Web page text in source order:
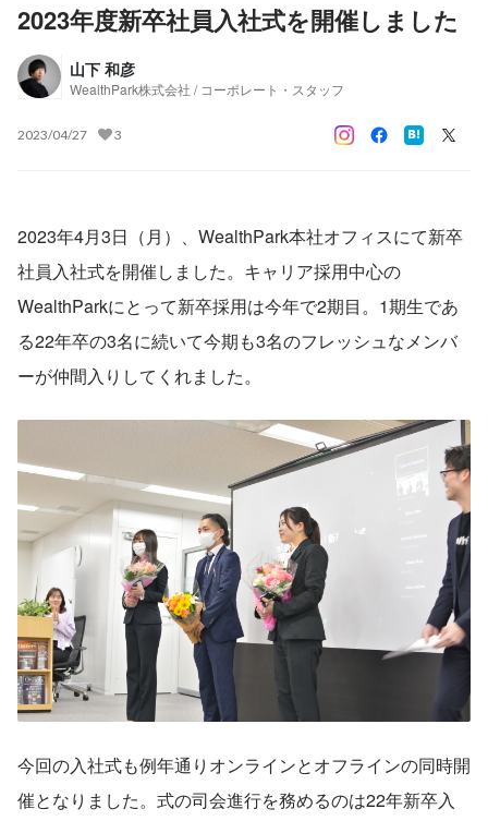
2023年度新卒社員入社式を開催しました
山下 和彦
WealthPark株式会社 / コーポレート・スタッフ
2023/04/27 3
2023年4月3日（月）、WealthPark本社オフィスにて新卒
社員入社式を開催しました。キャリア採用中心の
WealthParkにとって新卒採用は今年で2期目。1期生であ
る22年卒の3名に続いて今期も3名のフレッシュなメンバ
ーが仲間入りしてくれました。
今回の入社式も例年通りオンラインとオフラインの同時開
催となりました。式の司会進行を務めるのは22年新卒入